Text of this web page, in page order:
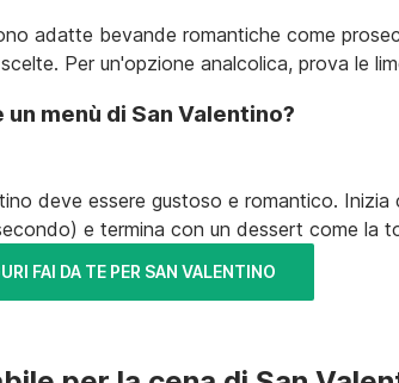
adatte bevande romantiche come
Per un'opzione analcolica, prova le
menù di San Valentino?
deve essere gustoso e romantico.
e termina con un dessert come la
FAI DA TE PER SAN VALENTINO